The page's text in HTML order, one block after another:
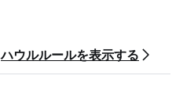
ハウルルールを表示する